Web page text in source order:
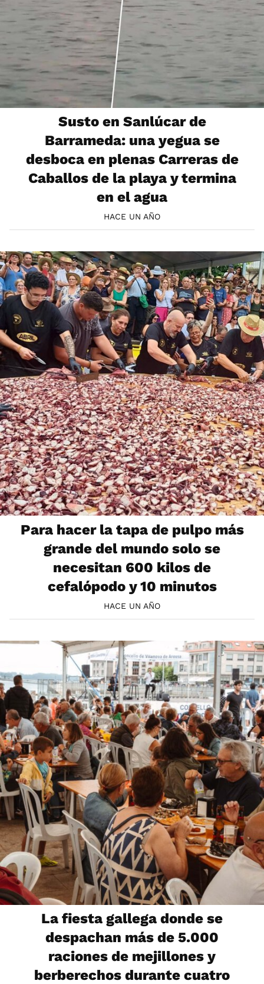
Susto en Sanlúcar de
Barrameda: una yegua se
desboca en plenas Carreras de
Caballos de la playa y termina
en el agua
HACE UN AÑO
Para hacer la tapa de pulpo más
grande del mundo solo se
necesitan 600 kilos de
cefalópodo y 10 minutos
HACE UN AÑO
La fiesta gallega donde se
despachan más de 5.000
raciones de mejillones y
berberechos durante cuatro